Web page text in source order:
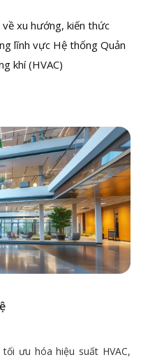
xu hướng, kiến thức
lĩnh vực Hệ thống Quản
khí (HVAC)
ưu hóa hiệu suất HVAC,